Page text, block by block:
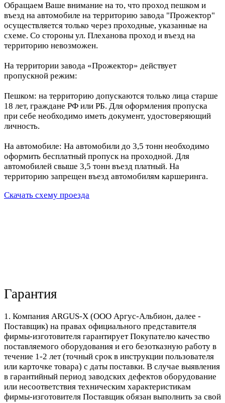
Обращаем Ваше внимание на то, что проход пешком и
въезд на автомобиле на территорию завода "Прожектор"
осуществляется только через проходные, указанные на
схеме. Со стороны ул. Плеханова проход и въезд на
территорию невозможен.
На территории завода «Прожектор» действует
пропускной режим:
Пешком: на территорию допускаются только лица старше
18 лет, граждане РФ или РБ. Для оформления пропуска
при себе необходимо иметь документ, удостоверяющий
личность.
На автомобиле: На автомобили до 3,5 тонн необходимо
оформить бесплатный пропуск на проходной. Для
автомобилей свыше 3,5 тонн въезд платный. На
территорию запрещен въезд автомобилям каршеринга.
Скачать схему проезда
Гарантия
1. Компания ARGUS-X (ООО Аргус-Альбион, далее -
Поставщик) на правах официального представителя
фирмы-изготовителя гарантирует Покупателю качество
поставляемого оборудования и его безотказную работу в
течение 1-2 лет (точный срок в инструкции пользователя
или карточке товара) с даты поставки. В случае выявления
в гарантийный период заводских дефектов оборудование
или несоответствия техническим характеристикам
фирмы-изготовителя Поставщик обязан выполнить за свой